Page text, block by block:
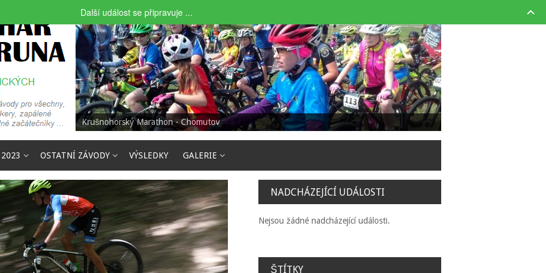
Krušnohorský Marathon - Chomutov
Březovský Bike - Březová u Sokolova
OSTATNÍ ZÁVODY VÝSLEDKY GALERIE
NADCHÁZEJÍCÍ UDÁLOSTI
Nejsou žádné nadcházející události.
ŠTÍTKY
Další událost se připravuje ...